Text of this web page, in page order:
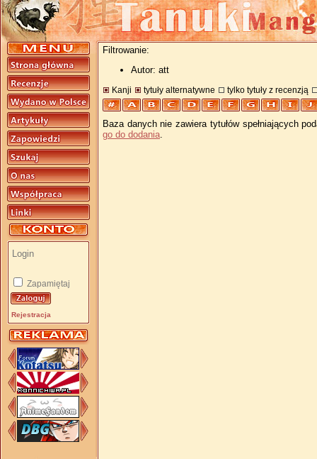
Zapamiętaj
Rejestracja
Filtrowanie:
Autor: att
Kanji tytuły alternatywne tylko tytuły z recenzją
Baza danych nie zawiera tytułów spełniających
go do dodania.